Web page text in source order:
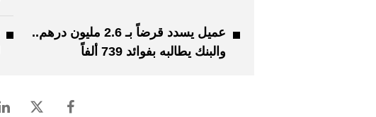
عميل يسدد قرضاً بـ 2.6 مليون درهم..
والبنك يطالبه بفوائد 739 ألفاً